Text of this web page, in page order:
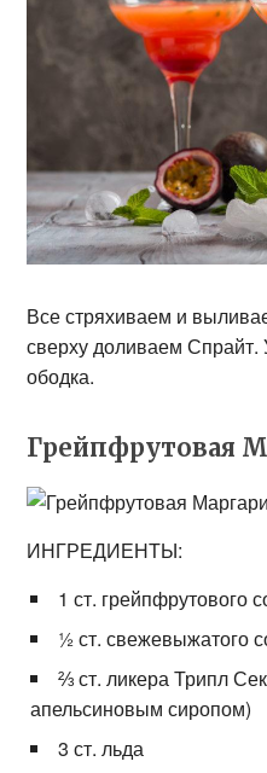
Все стряхиваем и
сверху доливаем Спрайт.
ободка.
Грейпфрутовая
ИНГРЕДИЕНТЫ:
1 ст. грейпфрутового
½ ст. свежевыжатого
⅔ ст. ликера Трипл
апельсиновым сиропом)
3 ст. льда